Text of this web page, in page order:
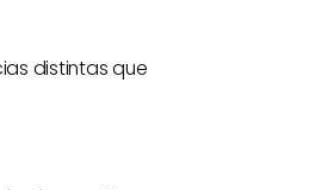
distintas que